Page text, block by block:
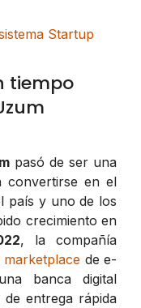
Startup
tiempo
pasó de ser una
convertirse en el
país y uno de los
crecimiento en
, la compañía
marketplace de e-
banca digital
entrega rápida